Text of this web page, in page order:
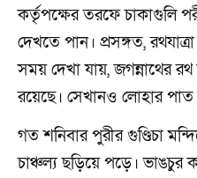
কর্তৃপক্ষের তরফে চাকাগুলি
দেখতে পান। প্রসঙ্গত,
সময় দেখা যায়, জগন্নাথের
রয়েছে। সেখানও লোহার পাত
গত শনিবার পুরীর গুণ্ডিচা
চাঞ্চল্য ছড়িয়ে পড়ে। ভাঙচুর